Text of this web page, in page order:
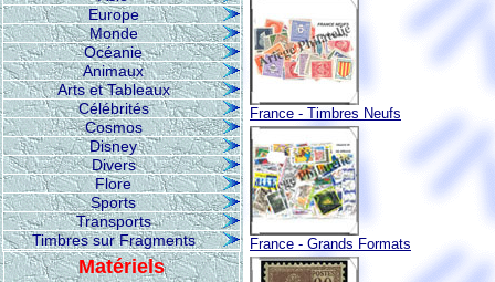
Europe
Monde
Océanie
Animaux
Arts et Tableaux
Célébrités
Cosmos
Disney
Divers
Flore
Sports
Transports
Timbres sur Fragments
Matériels
France - Timbres Neufs
France - Grands Formats